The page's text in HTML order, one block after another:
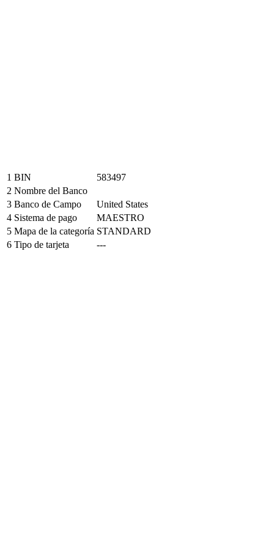
1 BIN
583497
2 Nombre del Banco
3 Banco de Campo
United States
4 Sistema de pago
MAESTRO
5 Mapa de la categoría STANDARD
6 Tipo de tarjeta ---